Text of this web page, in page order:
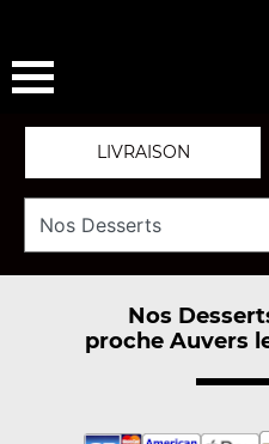
LIVRAISON
Nos
proche Auvers